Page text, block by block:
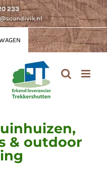
233
& outdoor